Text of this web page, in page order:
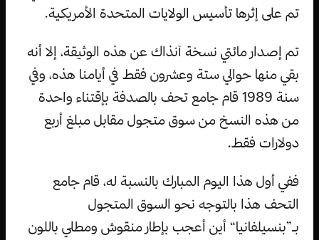
تم على إثرها تأسيس الولايات المتحدة الأمريكية.
تم إصدار مائتي نسخة آنذاك عن هذه الوثيقة، إلا أنه
بقي منها حوالي ستة وعشرون فقط في أيامنا هذه، وفي
سنة 1989 قام جامع تحف بالصدفة بإقتناء واحدة
من هذه النسخ من سوق متجول مقابل مبلغ أربع
دولارات فقط.
ففي أول هذا اليوم المبارك بالنسبة له، قام جامع
التحف هذا بالتوجه نحو السوق المتجول
بـ”بنسيلفانيا“ أين أعجب بإطار منقوش ومطلي باللون